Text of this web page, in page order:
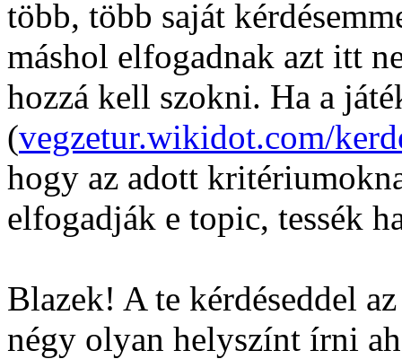
több, több saját
máshol elfogadnak azt itt
hozzá kell szokni. Ha a
(vegzetur.wikidot.com/
hogy az adott
elfogadják e topic, tessék
Blazek! A te kérdéseddel
négy olyan helyszínt írni